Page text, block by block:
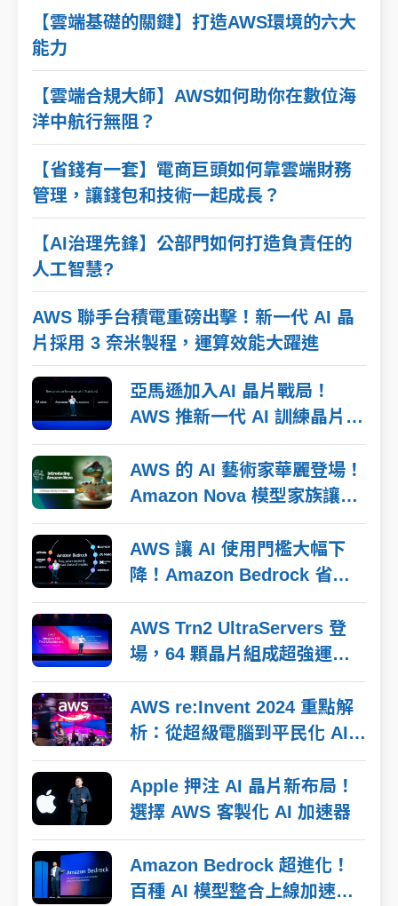
【雲端基礎的關鍵】打造AWS環境的六大
能力
【雲端合規大師】AWS如何助你在數位海
洋中航行無阻？
【省錢有一套】電商巨頭如何靠雲端財務
管理，讓錢包和技術一起成長？
【AI治理先鋒】公部門如何打造負責任的
人工智慧?
AWS 聯手台積電重磅出擊！新一代 AI 晶
片採用 3 奈米製程，運算效能大躍進
亞馬遜加入AI 晶片戰局！
AWS 推新一代 AI 訓練晶片，
效能提升更具成本效益
AWS 的 AI 藝術家華麗登場！
Amazon Nova 模型家族讓你
的文字變魔法、圖片成電影
AWS 讓 AI 使用門檻大幅下
降！Amazon Bedrock 省錢
神器讓企業節省90%
AWS Trn2 UltraServers 登
場，64 顆晶片組成超強運算
大腦：超級 AI 訓練神器誕
生！
AWS re:Invent 2024 重點解
析：從超級電腦到平民化 AI，
AWS 的科技夢想藍圖
Apple 押注 AI 晶片新布局！
選擇 AWS 客製化 AI 加速器
Amazon Bedrock 超進化！
百種 AI 模型整合上線加速企